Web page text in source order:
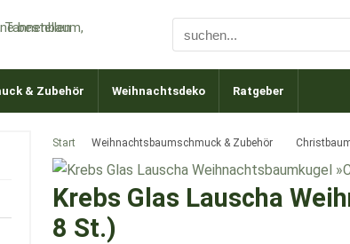
& Zubehör Weihnachtsdeko Ratgeber
Start Weihnachtsbaumschmuck & Zubehör
Krebs Glas Lauscha
8 St.)